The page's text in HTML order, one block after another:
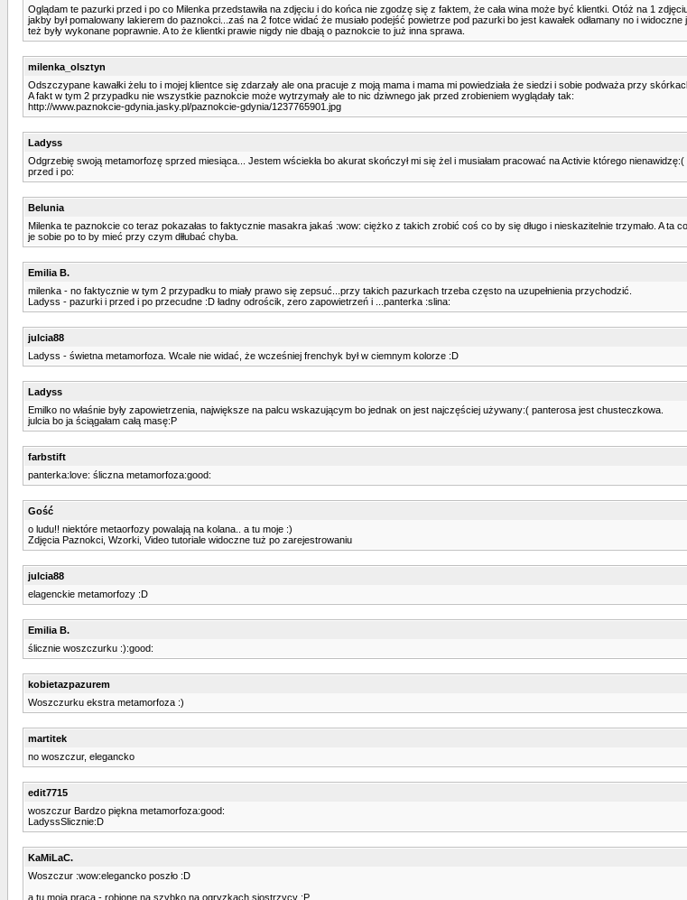
Oglądam te pazurki przed i po co Milenka przedstawiła na zdjęciu i do końca nie zgodzę się z faktem, że cała wina może być klientki. Otóż na 1
jakby był pomalowany lakierem do paznokci...zaś na 2 fotce widać że musiało podejść powietrze pod pazurki bo jest kawałek odłamany no i
też były wykonane poprawnie. A to że klientki prawie nigdy nie dbają o paznokcie to już inna sprawa.
milenka_olsztyn
Odszczypane kawałki żelu to i mojej klientce się zdarzały ale ona pracuje z moją mama i mama mi powiedziała że siedzi i sobie podważa przy
A fakt w tym 2 przypadku nie wszystkie paznokcie może wytrzymały ale to nic dziwnego jak przed zrobieniem wyglądały tak:
http://www.paznokcie-gdynia.jasky.pl/paznokcie-gdynia/1237765901.jpg
Ladyss
Odgrzebię swoją metamorfozę sprzed miesiąca... Jestem wściekła bo akurat skończył mi się żel i musiałam pracować na Activie którego
przed i po:
Belunia
Milenka te paznokcie co teraz pokazałas to faktycznie masakra jakaś :wow: ciężko z takich zrobić coś co by się długo i nieskazitelnie trzymało. A
je sobie po to by mieć przy czym dłłubać chyba.
Emilia B.
milenka - no faktycznie w tym 2 przypadku to miały prawo się zepsuć...przy takich pazurkach trzeba często na uzupełnienia przychodzić.
Ladyss - pazurki i przed i po przecudne :D ładny odrościk, zero zapowietrzeń i ...panterka :slina:
julcia88
Ladyss - świetna metamorfoza. Wcale nie widać, że wcześniej frenchyk był w ciemnym kolorze :D
Ladyss
Emilko no właśnie były zapowietrzenia, największe na palcu wskazującym bo jednak on jest najczęściej używany:( panterosa jest chusteczkowa.
julcia bo ja ściągałam całą masę:P
farbstift
panterka:love: śliczna metamorfoza:good:
Gość
o ludu!! niektóre metaorfozy powalają na kolana.. a tu moje :)
Zdjęcia Paznokci, Wzorki, Video tutoriale widoczne tuż po zarejestrowaniu
julcia88
elagenckie metamorfozy :D
Emilia B.
ślicznie woszczurku :):good:
kobietazpazurem
Woszczurku ekstra metamorfoza :)
martitek
no woszczur, elegancko
edit7715
woszczur Bardzo piękna metamorfoza:good:
LadyssSlicznie:D
KaMiLaC.
Woszczur :wow:elegancko poszło :D
a tu moja praca - robione na szybko na ogryzkach siostrzycy :P